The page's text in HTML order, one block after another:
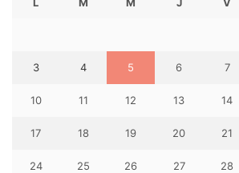
3 4 5 6 7
10 11 12 13 14
17 18 19 20 21
24 25 26 27 28